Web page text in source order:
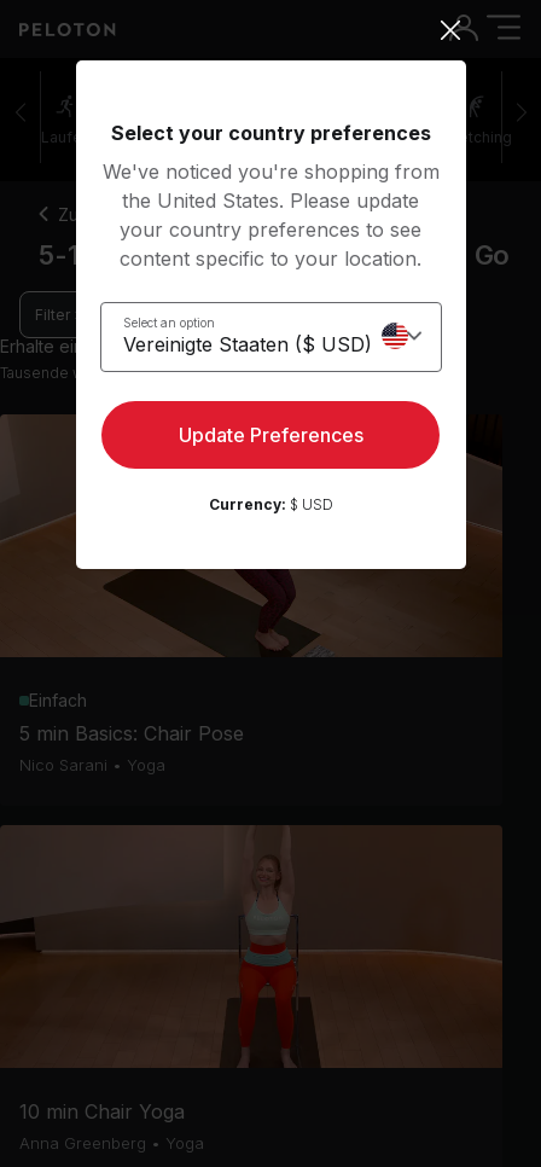
Laufen Rudern Yoga Meditation Stretching
Zurück
5-10 Minuten Yoga-Kurse Yoga To Go
Filter
Erhalte einen Einblick mit 9 Vorschau-Kursen
Tausende weitere Kurse in der App verfügbar
Einfach
5 min Basics: Chair Pose
Nico Sarani • Yoga
10 min Chair Yoga
Anna Greenberg • Yoga
Select your country preferences
We've noticed you're shopping from
the United States. Please update
your country preferences to see
content specific to your location.
Select an option
Update Preferences
Currency: $ USD